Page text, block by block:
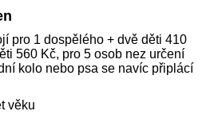
pro 1 dospělého + dvě děti 410
560 Kč, pro 5 osob nez určení
kolo nebo psa se navíc připlácí
věku